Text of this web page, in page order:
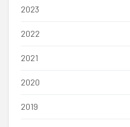
2023
2022
2021
2020
2019